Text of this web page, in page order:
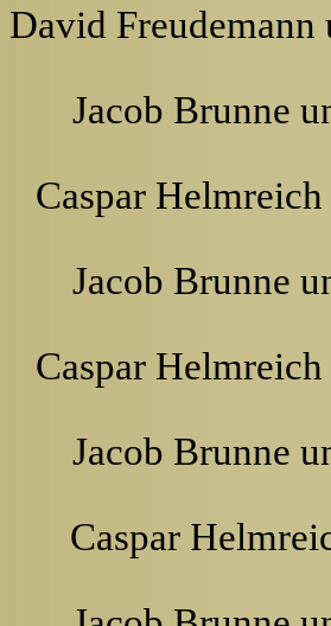
David
Jacob Brunne
Caspar
Jacob Brunne
Caspar
Jacob Brunne
Caspar